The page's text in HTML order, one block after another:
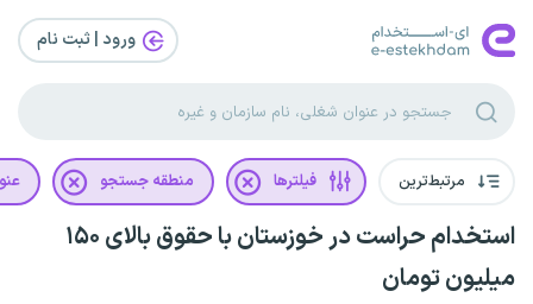
ورود | ثبت‌ نام
مرتبط‌ترین فیلترها منطقه جستجو
استخدام حراست در خوزستان با حقوق بالای ۱۵۰
میلیون تومان